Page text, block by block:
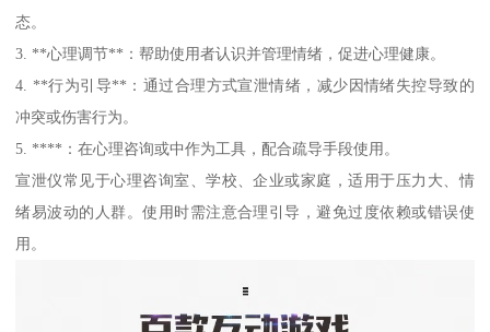
态。
3. **心理调节**：帮助使用者认识并管理情绪，促进心理健康。
4. **行为引导**：通过合理方式宣泄情绪，减少因情绪失控导致的
冲突或伤害行为。
5. ****：在心理咨询或中作为工具，配合疏导手段使用。
宣泄仪常见于心理咨询室、学校、企业或家庭，适用于压力大、情
绪易波动的人群。使用时需注意合理引导，避免过度依赖或错误使
用。